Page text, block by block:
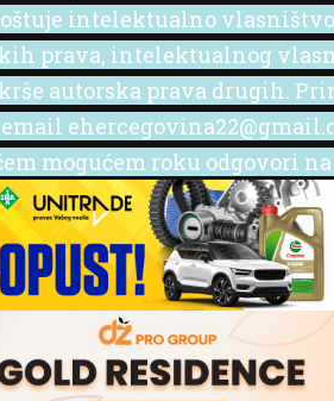
intelektualno
prava, intelektualnog
autorska prava drugih.
mogućem roku odgovori